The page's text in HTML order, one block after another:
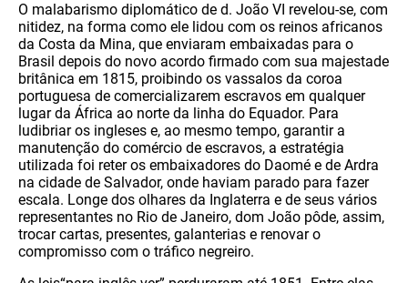
O malabarismo diplomático de d. João VI revelou-se, com
nitidez, na forma como ele lidou com os reinos africanos
da Costa da Mina, que enviaram embaixadas para o
Brasil depois do novo acordo firmado com sua majestade
britânica em 1815, proibindo os vassalos da coroa
portuguesa de comercializarem escravos em qualquer
lugar da África ao norte da linha do Equador. Para
ludibriar os ingleses e, ao mesmo tempo, garantir a
manutenção do comércio de escravos, a estratégia
utilizada foi reter os embaixadores do Daomé e de Ardra
na cidade de Salvador, onde haviam parado para fazer
escala. Longe dos olhares da Inglaterra e de seus vários
representantes no Rio de Janeiro, dom João pôde, assim,
trocar cartas, presentes, galanterias e renovar o
compromisso com o tráfico negreiro.